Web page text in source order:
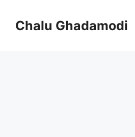
contentChalu Ghadamodi